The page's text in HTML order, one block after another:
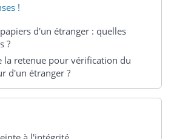
!
d'un étranger : quelles
?
la retenue pour vérification du
d'un étranger ?